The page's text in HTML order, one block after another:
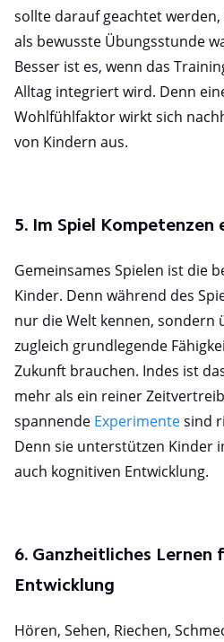
sollte darauf geachtet
als bewusste Übungsstunde
Besser ist es, wenn das
Alltag integriert wird. Denn
Wohlfühlfaktor wirkt sich
von Kindern aus.
5. Im Spiel Kompetenzen
Gemeinsames Spielen ist die
Kinder. Denn während des
nur die Welt kennen, sondern
zugleich grundlegende
Zukunft brauchen. Indes ist
mehr als ein reiner
spannende Experimentesind
Denn sie unterstützen Kinder
auch kognitiven Entwicklung.
6. Ganzheitliches
Entwicklung
Hören, Sehen, Riechen,